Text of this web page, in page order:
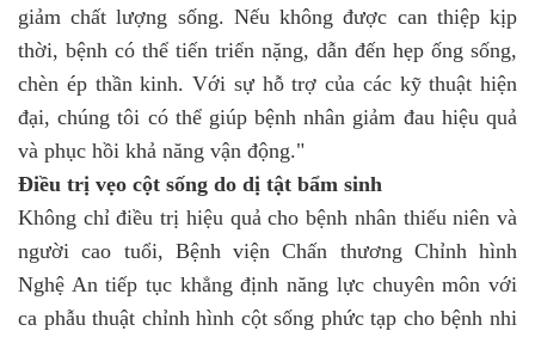
giảm chất lượng sống. Nếu không được can thiệp kịp
thời, bệnh có thể tiến triển nặng, dẫn đến hẹp ống sống,
chèn ép thần kinh. Với sự hỗ trợ của các kỹ thuật hiện
đại, chúng tôi có thể giúp bệnh nhân giảm đau hiệu quả
và phục hồi khả năng vận động."
Điều trị vẹo cột sống do dị tật bẩm sinh
Không chỉ điều trị hiệu quả cho bệnh nhân thiếu niên và
người cao tuổi, Bệnh viện Chấn thương Chỉnh hình
Nghệ An tiếp tục khẳng định năng lực chuyên môn với
ca phẫu thuật chỉnh hình cột sống phức tạp cho bệnh nhi